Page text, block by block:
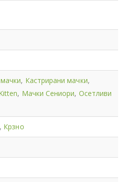
, Кастрирани мачки,
, Мачки Сениори, Осетливи
, Крзно